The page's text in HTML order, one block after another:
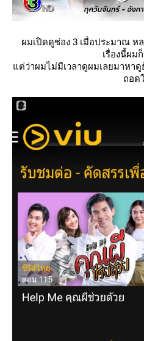
ผมเปิดดูช่อง 3 เมื่อประมาณ ห
เรื่องนี้ผม
ต่ว่าผมไม่มีเวลาดูผมเลยมาหา
ถอด